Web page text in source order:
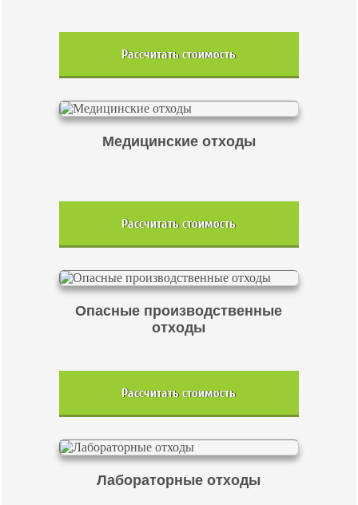
Рассчитать стоимость
Медицинские отходы
Рассчитать стоимость
Опасные производственные
отходы
Рассчитать стоимость
Лабораторные отходы